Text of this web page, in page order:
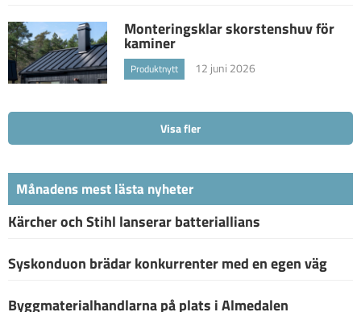
Monteringsklar skorstenshuv för
kaminer
Produktnytt 12 juni 2026
Visa fler
Månadens mest lästa nyheter
Kärcher och Stihl lanserar batteriallians
Syskonduon brädar konkurrenter med en egen väg
Byggmaterialhandlarna på plats i Almedalen